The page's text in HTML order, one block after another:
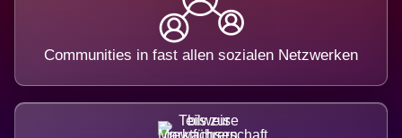
Communities in fast allen sozialen Netzwerken